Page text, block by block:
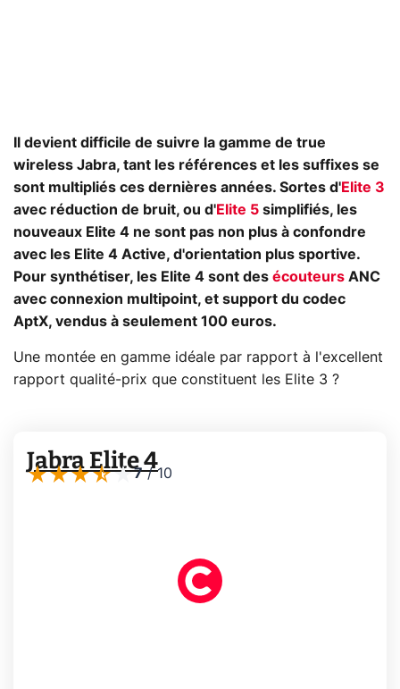
Il devient difficile de suivre la gamme de true
wireless Jabra, tant les références et les suffixes se
sont multipliés ces dernières années. Sortes d'Elite 3
avec réduction de bruit, ou d'Elite 5 simplifiés, les
nouveaux Elite 4 ne sont pas non plus à confondre
avec les Elite 4 Active, d'orientation plus sportive.
Pour synthétiser, les Elite 4 sont des écouteurs ANC
avec connexion multipoint, et support du codec
AptX, vendus à seulement 100 euros.
Une montée en gamme idéale par rapport à l'excellent
rapport qualité-prix que constituent les Elite 3 ?
Jabra Elite 4
7/10